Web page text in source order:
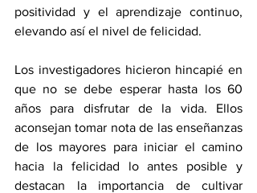
positividad y el aprendizaje continuo,
elevando así el nivel de felicidad.
Los investigadores hicieron hincapié en
que no se debe esperar hasta los 60
años para disfrutar de la vida. Ellos
aconsejan tomar nota de las enseñanzas
de los mayores para iniciar el camino
hacia la felicidad lo antes posible y
destacan la importancia de cultivar